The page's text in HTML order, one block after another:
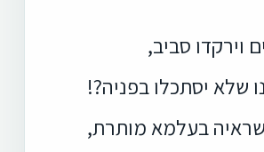
וירקדו סביב,
שלא יסתכלו בפניה?!
שראיה בעלמא מותרת,